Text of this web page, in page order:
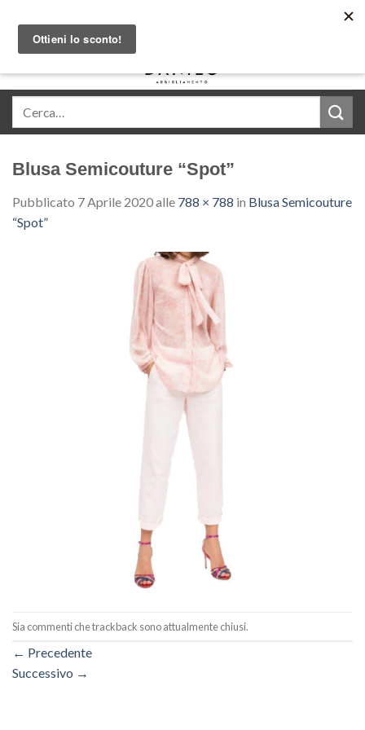
content
Blusa Semicouture “Spot”
Pubblicato 7 Aprile 2020alle 788 × 788 in Blusa Semicouture
“Spot”
Sia commenti che trackback sono attualmente chiusi.
← Precedente
Successivo →